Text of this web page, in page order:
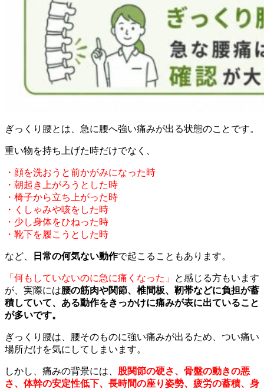
ぎっくり腰とは、急に腰へ強い痛みが出る状態のことです。
重い物を持ち上げた時だけでなく、
・顔を洗おうと前かがみになった時
・朝起き上がろうとした時
・椅子から立ち上がった時
・くしゃみや咳をした時
・少し身体をひねった時
・靴下を履こうとした時
など、 日常の何気ない動作で起こることもあります。
「何もしていないのに急に痛くなった」
と感じる方もいます
が、実際には腰の筋肉や関節、椎間板、靭帯などに負担が蓄
積していて、ある動作をきっかけに痛みが表に出ていること
が多いです。
ぎっくり腰は、腰そのものに強い痛みが出るため、つい痛い
場所だけを気にしてしまいます。
しかし、痛みの背景には、 股関節の硬さ、骨盤の動きの悪
さ、体幹の安定性低下、長時間の座り姿勢、疲労の蓄積、身